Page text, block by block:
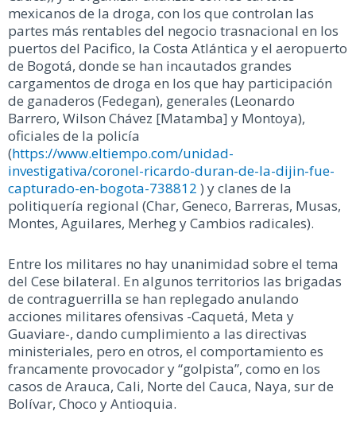
mexicanos de la droga, con los que controlan las
partes más rentables del negocio trasnacional en los
puertos del Pacifico, la Costa Atlántica y el aeropuerto
de Bogotá, donde se han incautados grandes
cargamentos de droga en los que hay participación
de ganaderos (Fedegan), generales (Leonardo
Barrero, Wilson Chávez [Matamba] y Montoya),
oficiales de la policía
(https://www.eltiempo.com/unidad-
investigativa/coronel-ricardo-duran-de-la-dijin-fue-
capturado-en-bogota-738812 ) y clanes de la
politiquería regional (Char, Geneco, Barreras, Musas,
Montes, Aguilares, Merheg y Cambios radicales).
Entre los militares no hay unanimidad sobre el tema
del Cese bilateral. En algunos territorios las brigadas
de contraguerrilla se han replegado anulando
acciones militares ofensivas -Caquetá, Meta y
Guaviare-, dando cumplimiento a las directivas
ministeriales, pero en otros, el comportamiento es
francamente provocador y “golpista”, como en los
casos de Arauca, Cali, Norte del Cauca, Naya, sur de
Bolívar, Choco y Antioquia.